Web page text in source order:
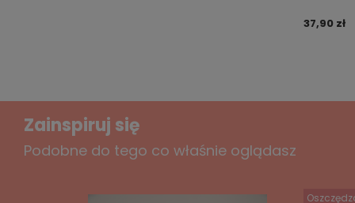
37,90 zł
Zainspiruj się
Podobne do tego co właśnie oglądasz